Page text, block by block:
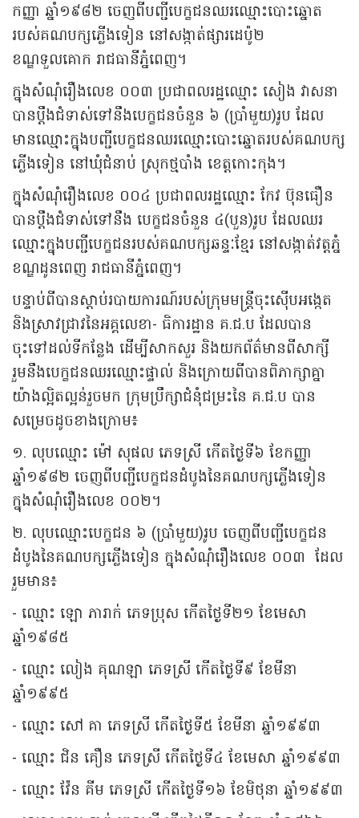
កញ្ញា ឆ្នាំ១៩៨២ ចេញពីបញ្ជីបេក្ខជនឈរឈ្មោះបោះឆ្នោត
របស់គណបក្សភ្លើងទៀន នៅសង្កាត់ផ្សារដេប៉ូ២
ខណ្ឌទួលគោក រាជធានីភ្នំពេញ។
ក្នុងសំណុំរឿងលេខ ០០៣ ប្រជាពលរដ្ឋឈ្មោះ សៀង វាសនា
បានប្ដឹងជំទាស់ទៅនឹងបេក្ខជនចំនួន ៦ (ប្រាំមួយ)រូប ដែល
មានឈ្មោះក្នុងបញ្ជីបេក្ខជនឈរឈ្មោះបោះឆ្នោតរបស់គណបក្ស
ភ្លើងទៀន នៅឃុំជំនាប់ ស្រុកថ្មបាំង ខេត្តកោះកុង។
ក្នុងសំណុំរឿងលេខ ០០៤ ប្រជាពលរដ្ឋឈ្មោះ កែវ ប៊ុនធឿន
បានប្ដឹងជំទាស់ទៅនឹង បេក្ខជនចំនួន ៤(បួន)រូប ដែលឈរ
ឈ្មោះក្នុងបញ្ជីបេក្ខជនរបស់គណបក្សឆន្ទៈខ្មែរ នៅសង្កាត់វត្តភ្នំ
ខណ្ឌដូនពេញ រាជធានីភ្នំពេញ។
បន្ទាប់ពីបានស្តាប់របាយការណ៍របស់ក្រុមមន្ត្រីចុះស៊ើបអង្កេត
និងស្រាវជ្រាវនៃអគ្គលេខា- ធិការដ្ឋាន គ.ជ.ប ដែលបាន
ចុះទៅដល់ទីកន្លែង ដើម្បីសាកសួរ និងយកព័ត៌មានពីសាក្សី
រួមនឹងបេក្ខជនឈរឈ្មោះផ្ទាល់ និងក្រោយពីបានពិភាក្សាគ្នា
យ៉ាងល្អិតល្អន់រួចមក ក្រុមប្រឹក្សាជំនុំជម្រះនៃ គ.ជ.ប បាន
សម្រេចដូចខាងក្រោម៖
១. លុបឈ្មោះ ម៉ៅ សុផល ភេទស្រី កើតថ្ងៃទី៦ ខែកញ្ញា
ឆ្នាំ១៩៨២ ចេញពីបញ្ជីបេក្ខជនដំបូងនៃគណបក្សភ្លើងទៀន
ក្នុងសំណុំរឿងលេខ ០០២។
២. លុបឈ្មោះបេក្ខជន ៦ (ប្រាំមួយ)រូប ចេញពីបញ្ជីបេក្ខជន
ដំបូងនៃគណបក្សភ្លើងទៀន ក្នុងសំណុំរឿងលេខ ០០៣ ដែល
រួមមាន៖
- ឈ្មោះ ឡោ ភារាក់ ភេទប្រុស កើតថ្ងៃទី២១ ខែមេសា
ឆ្នាំ១៩៨៥
- ឈ្មោះ លៀង គុណឡា ភេទស្រី កើតថ្ងៃទី៩ ខែមីនា
ឆ្នាំ១៩៩៥
- ឈ្មោះ សៅ គា ភេទស្រី កើតថ្ងៃទី៥ ខែមីនា ឆ្នាំ១៩៩៣
- ឈ្មោះ ជិន គឿន ភេទស្រី កើតថ្ងៃទី៤ ខែមេសា ឆ្នាំ១៩៩៣
- ឈ្មោះ វ៉ែន គីម ភេទស្រី កើតថ្ងៃទី១៦ ខែមិថុនា ឆ្នាំ១៩៩៣